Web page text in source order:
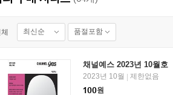
최신순 품절포함
채널예스 2023년 10월호
2023년 10월 | 제한없음
100원